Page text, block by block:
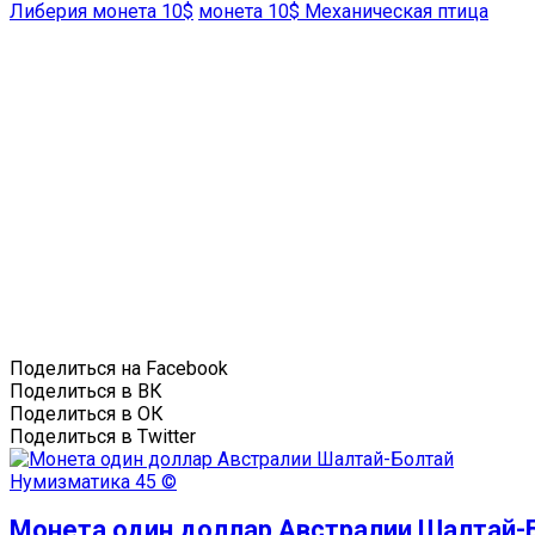
Либерия монета 10$ монета 10$ Механическая птица
Поделиться на Facebook
Поделиться в ВК
Поделиться в ОК
Поделиться в Twitter
Нумизматика 45 ©